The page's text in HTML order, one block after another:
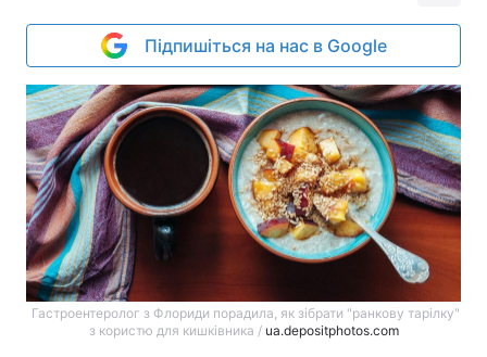
Підпишіться на нас в Google
Гастроентеролог з Флориди порадила, як зібрати "ранкову тарілку"
з користю для кишківника / ua.depositphotos.com